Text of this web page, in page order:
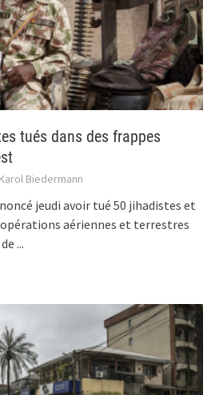
tués dans des frappes
Karol Biedermann
jeudi avoir tué 50 jihadistes et
aériennes et terrestres
...